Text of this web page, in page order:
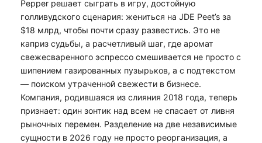
Pepper решает сыграть в игру, достойную
голливудского сценария: жениться на JDE Peet’s за
$18 млрд, чтобы почти сразу развестись. Это не
каприз судьбы, а расчетливый шаг, где аромат
свежесваренного эспрессо смешивается не просто с
шипением газированных пузырьков, а с подтекстом
— поиском утраченной свежести в бизнесе.
Компания, родившаяся из слияния 2018 года, теперь
признает: один зонтик над всем не спасает от ливня
рыночных перемен. Разделение на две независимые
сущности в 2026 году не просто реорганизация, а